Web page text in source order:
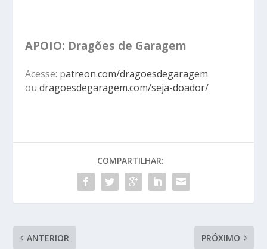
APOIO: Dragões de Garagem
Acesse: patreon.com/dragoesdegaragem
oudragoesdegaragem.com/seja-doador/
COMPARTILHAR:
ANTERIOR PRÓXIMO